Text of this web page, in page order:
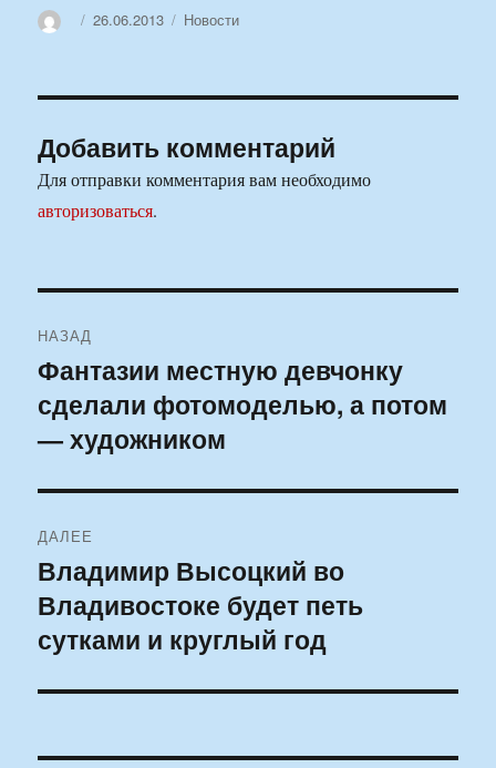
АвторОпубликовано
26.06.2013 Рубрики
Новости
Добавить комментарий
Для отправки комментария вам необходимо
авторизоваться.
по
записям
НАЗАД
Предыдущая
запись:
Фантазии местную девчонку
сделали фотомоделью, а потом
— художником
ДАЛЕЕ
Следующая
запись:
Владимир Высоцкий во
Владивостоке будет петь
сутками и круглый год